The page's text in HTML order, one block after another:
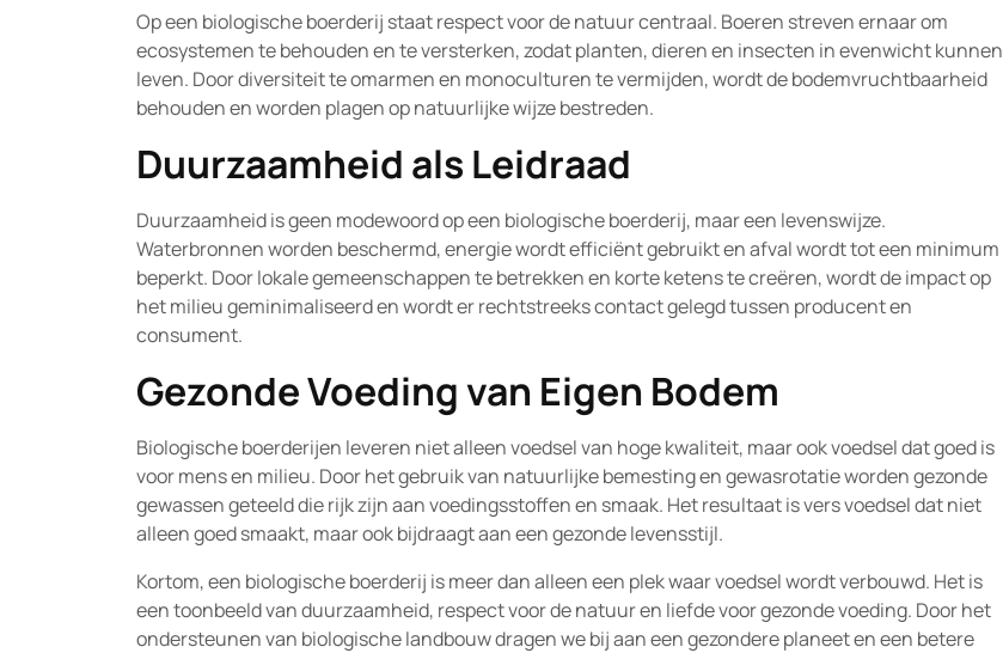
Op een biologische boerderij staat respect voor de natuur centraal. Boeren streven ernaar om
ecosystemen te behouden en te versterken, zodat planten, dieren en insecten in evenwicht kunnen
leven. Door diversiteit te omarmen en monoculturen te vermijden, wordt de bodemvruchtbaarheid
behouden en worden plagen op natuurlijke wijze bestreden.
Duurzaamheid als Leidraad
Duurzaamheid is geen modewoord op een biologische boerderij, maar een levenswijze.
Waterbronnen worden beschermd, energie wordt efficiënt gebruikt en afval wordt tot een minimum
beperkt. Door lokale gemeenschappen te betrekken en korte ketens te creëren, wordt de impact op
het milieu geminimaliseerd en wordt er rechtstreeks contact gelegd tussen producent en
consument.
Gezonde Voeding van Eigen Bodem
Biologische boerderijen leveren niet alleen voedsel van hoge kwaliteit, maar ook voedsel dat goed is
voor mens en milieu. Door het gebruik van natuurlijke bemesting en gewasrotatie worden gezonde
gewassen geteeld die rijk zijn aan voedingsstoffen en smaak. Het resultaat is vers voedsel dat niet
alleen goed smaakt, maar ook bijdraagt aan een gezonde levensstijl.
Kortom, een biologische boerderij is meer dan alleen een plek waar voedsel wordt verbouwd. Het is
een toonbeeld van duurzaamheid, respect voor de natuur en liefde voor gezonde voeding. Door het
ondersteunen van biologische landbouw dragen we bij aan een gezondere planeet en een betere